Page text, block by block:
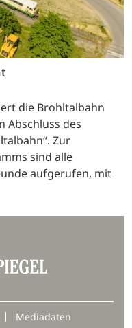
die Brohltalbahn
Abschluss des
Zur
sind alle
aufgerufen, mit
Mediadaten